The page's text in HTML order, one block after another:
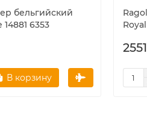
бельгийский
14881 6353
В корзину